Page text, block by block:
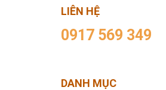
LIÊN HỆ
0917 569 349
DANH MỤC